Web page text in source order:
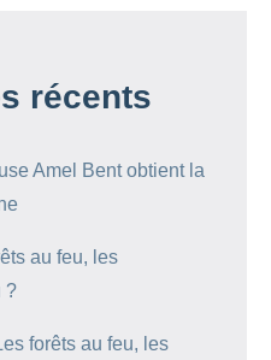
récents
Amel Bent obtient la
au feu, les
?
forêts au feu, les